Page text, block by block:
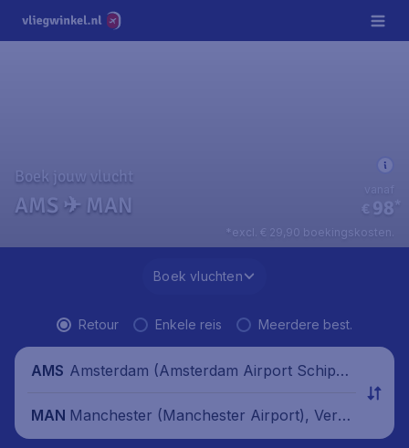
Boek jouw vlucht
AMS ✈ MAN € 98*
vanaf
*excl. € 29,90 boekingskosten.
Boek vluchten
Retour Enkele reis Meerdere best.
AMS Amsterdam (Amsterdam Airport Schipho
MAN Manchester (Manchester Airport), Veren
igd Koninkrijk